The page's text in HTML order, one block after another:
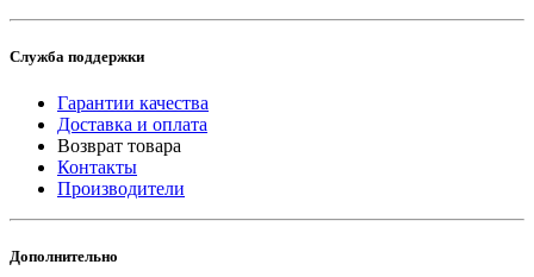
Служба поддержки
Гарантии качества
Доставка и оплата
Возврат товара
Контакты
Производители
Дополнительно